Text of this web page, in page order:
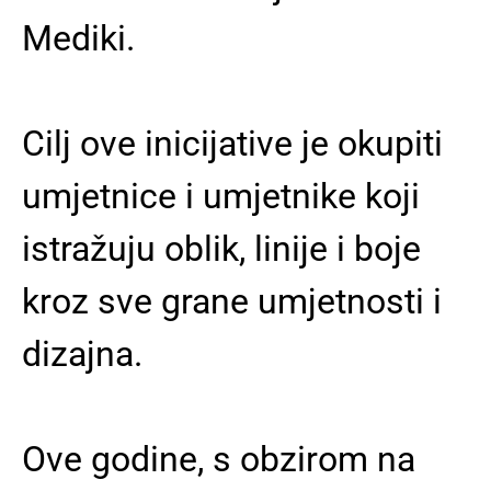
Mediki.
Cilj ove inicijative je okupiti
umjetnice i umjetnike koji
istražuju oblik, linije i boje
kroz sve grane umjetnosti i
dizajna.
Ove godine, s obzirom na